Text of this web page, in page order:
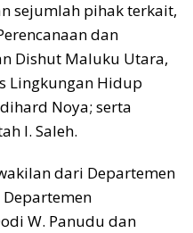
sejumlah pihak terkait,
dan
Dishut Maluku Utara,
Lingkungan Hidup
Noya; serta
I. Saleh.
dari Departemen
W. Panudu dan